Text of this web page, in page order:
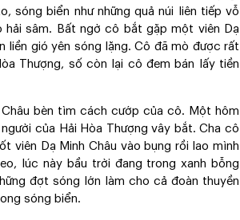
sóng biển như những quả núi liên tiếp vỗ
hải sâm. Bất ngờ cô bắt gặp một viên Dạ
liền gió yên sóng lặng. Cô đã mò được rất
Thượng, số còn lại cô đem bán lấy tiền
bèn tìm cách cướp của cô. Một hôm
của Hải Hòa Thượng vây bắt. Cha cô
viên Dạ Minh Châu vào bụng rồi lao mình
lúc này bầu trời đang trong xanh bỗng
đợt sóng lớn làm cho cả đoàn thuyền
sóng biển.